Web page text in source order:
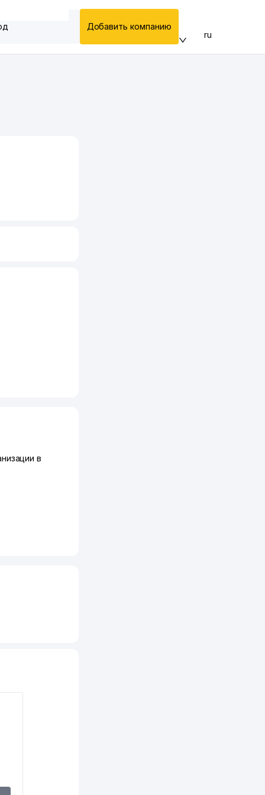
Добавить компанию
ru
в